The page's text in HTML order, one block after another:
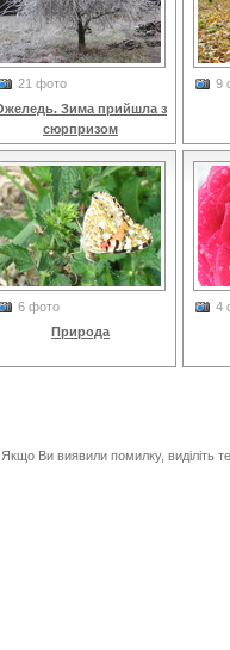
21 фото
Зима прийшла з
сюрпризом
9
6 фото
Природа
4
Якщо Ви виявили помилку, виділіть